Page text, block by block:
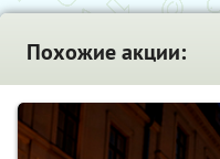
Похожие акции: